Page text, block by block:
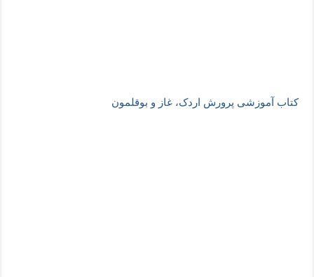
کتاب آموزشی پرورش اردک، غاز و بوقلمون